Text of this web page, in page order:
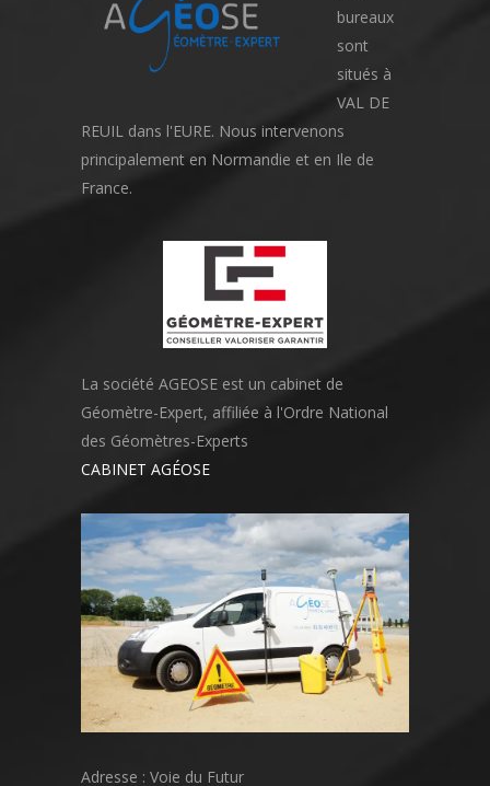
bureaux
sont
situés à
VAL DE
REUIL dans l'EURE. Nous intervenons
principalement en Normandie et en Ile de
France.
La société AGEOSE est un cabinet de
Géomètre-Expert, affiliée à l'Ordre National
des Géomètres-Experts
CABINET AGÉOSE
Adresse : Voie du Futur